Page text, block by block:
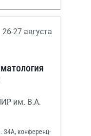
26-27 августа
им. В.А.
34А, конференц-